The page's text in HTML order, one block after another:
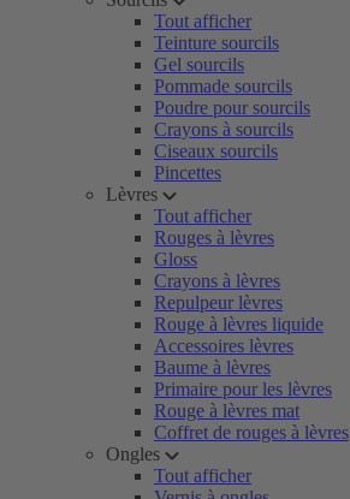
Tout afficher
Teinture sourcils
Gel sourcils
Pommade sourcils
Poudre pour sourcils
Crayons à sourcils
Ciseaux sourcils
Pincettes
Lèvres
Tout afficher
Rouges à lèvres
Gloss
Crayons à lèvres
Repulpeur lèvres
Rouge à lèvres liquide
Accessoires lèvres
Baume à lèvres
Primaire pour les lèvres
Rouge à lèvres mat
Coffret de rouges à lèvres
Ongles
Tout afficher